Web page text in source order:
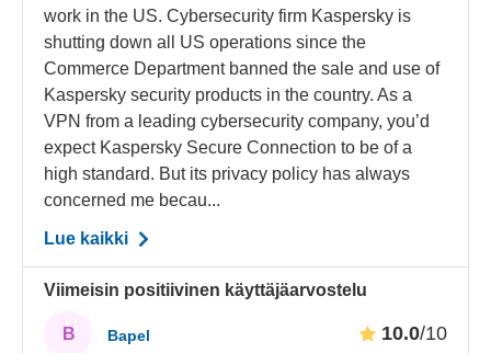
work in the US. Cybersecurity firm Kaspersky is
shutting down all US operations since the
Commerce Department banned the sale and use of
Kaspersky security products in the country. As a
VPN from a leading cybersecurity company, you’d
expect Kaspersky Secure Connection to be of a
high standard. But its privacy policy has always
concerned me becau...
Lue kaikki
Viimeisin positiivinen käyttäjäarvostelu
B Bapel 10.0/10